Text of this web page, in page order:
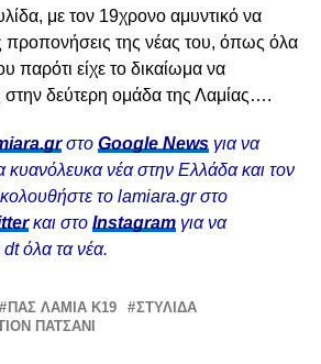
με τον 19χρονο αμυντικό να
προπονήσεις της νέας του, όπως όλα
παρότι είχε το δικαίωμα να
στην δεύτερη ομάδα της Λαμίας….
στο Google Newsγια να
κυανόλευκα νέα στην Ελλάδα και τον
το lamiara.gr στο
και στο Instagram για να
όλα τα νέα.
ΠΑΣ ΛΑΜΙΑ Κ19
ΣΤΥΛΊΔΑ
ΠΑΤΣΆΝΙ